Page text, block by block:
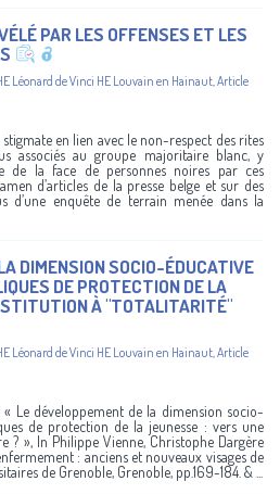
PAR LES OFFENSES ET LES
Léonard de Vinci HE Louvain en Hainaut Article
en lien avec le non-respect des rites
associés au groupe majoritaire blanc, y
de la face de personnes noires par ces
d’articles de la presse belge et sur des
d’une enquête de terrain menée dans la
DIMENSION SOCIO-ÉDUCATIVE
DE PROTECTION DE LA
À "TOTALITARITÉ"
Léonard de Vinci HE Louvain en Hainaut Article
Le développement de la dimension socio-
de protection de la jeunesse : vers une
», In Philippe Vienne, Christophe Dargère
: anciens et nouveaux visages de
de Grenoble, Grenoble, pp.169-184. & ...